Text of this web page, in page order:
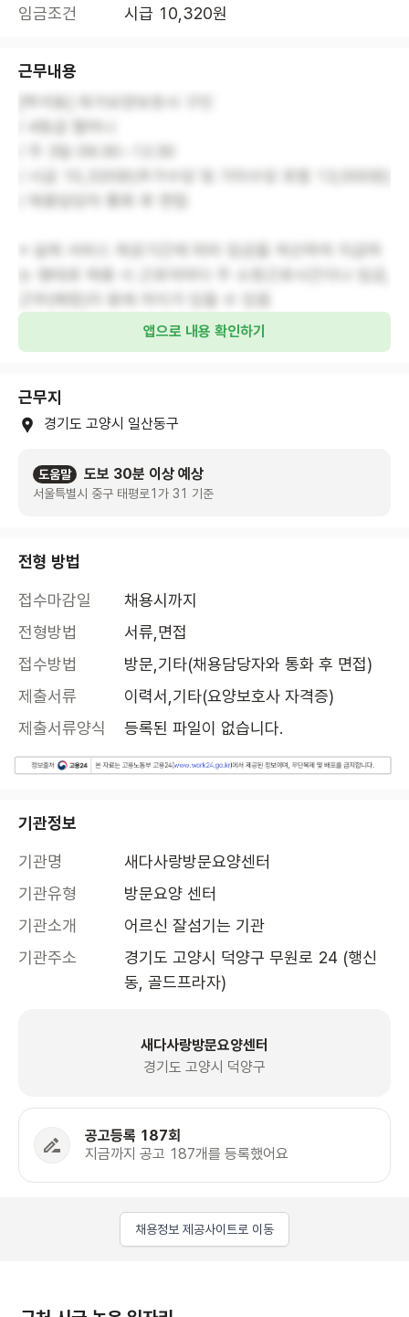
임금조건
시급 10,320원
근무내용
※ 실제 서비스 제공기간에 따라 임금을 계산하여 지급하
앱으로 내용 확인하기
근무지
경기도 고양시 일산동구
도움말 도보 30분 이상 예상
서울특별시 중구 태평로1가 31 기준
전형 방법
접수마감일
채용시까지
전형방법
서류,면접
접수방법
방문,기타(채용담당자와 통화 후 면접)
제출서류
이력서,기타(요양보호사 자격증)
제출서류양식
등록된 파일이 없습니다.
기관정보
기관명
새다사랑방문요양센터
기관유형
방문요양 센터
기관소개
어르신 잘섬기는 기관
기관주소
경기도 고양시 덕양구 무원로 24 (행신
동, 골드프라자)
새다사랑방문요양센터
경기도 고양시 덕양구
공고등록 187회
지금까지 공고 187개를 등록했어요
채용정보 제공사이트로 이동